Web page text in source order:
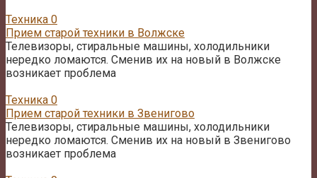
Техника 0
Прием старой техники в Волжске
Телевизоры, стиральные машины, холодильники
нередко ломаются. Сменив их на новый в Волжске
возникает проблема
Техника 0
Прием старой техники в Звенигово
Телевизоры, стиральные машины, холодильники
нередко ломаются. Сменив их на новый в Звенигово
возникает проблема